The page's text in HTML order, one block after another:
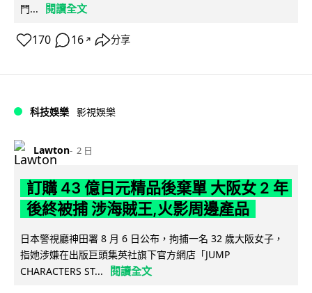
門...
閱讀全文
170 16 ↗ 分享
科技娛樂 影視娛樂
Lawton 2 日
訂購 43 億日元精品後棄單 大阪女 2 年
後終被捕 涉海賊王,火影周邊產品
日本警視廳神田署 8 月 6 日公布，拘捕一名 32 歲大阪女子，
指她涉嫌在出版巨頭集英社旗下官方網店「JUMP
CHARACTERS ST...
閱讀全文